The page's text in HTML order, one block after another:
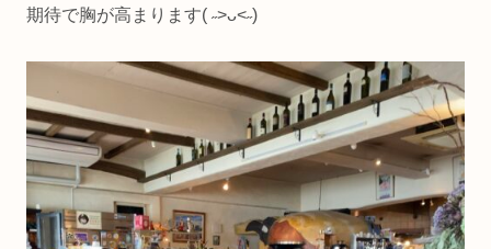
期待で胸が高まります( ˶>ᴗ<˶)